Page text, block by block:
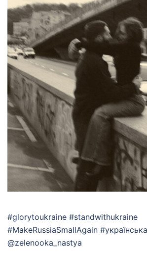
#glorytoukraine #standwithukraine
#MakeRussiaSmallAgain
@zelenooka_nastya